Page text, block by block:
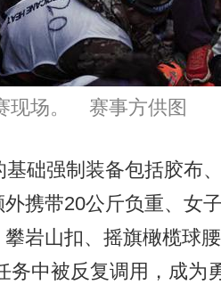
场。 赛事方供图
强制装备包括胶布、
携带20公斤负重、女
岩山扣、摇旗橄榄球
务中被反复调用，成为